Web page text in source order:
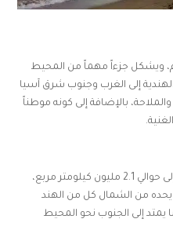
ويشكل جزءاً مهماً من المحيط
إلى الغرب وجنوب شرق آسيا
بالإضافة إلى كونه موطناً
يمتد خليج البنغال على مساحة تصل إلى حوالي 2.1 مليون كيلومتر مربع،
الأقصى حوالي 3,800 متر. يحده من الشمال كل من الهند
يمتد إلى الجنوب نحو المحيط